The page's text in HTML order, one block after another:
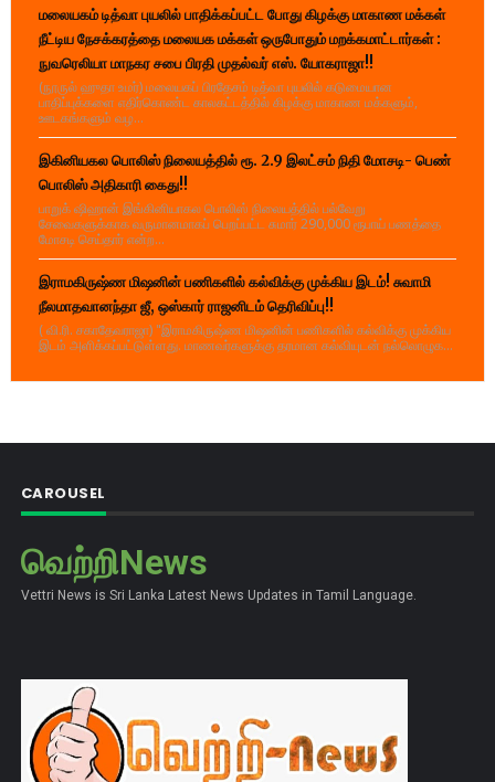
மலையகம் டித்வா புயலில் பாதிக்கப்பட்ட போது கிழக்கு மாகாண மக்கள்
நீட்டிய நேசக்கரத்தை மலையக மக்கள் ஒருபோதும் மறக்கமாட்டார்கள் :
நுவரெலியா மாநகர சபை பிரதி முதல்வர் எஸ். யோகராஜா!!
(நூருல் ஹுதா உமர்) மலையகப் பிரதேசம் டித்வா புயலில் கடுமையான
பாதிப்புக்களை எதிர்கொண்ட காலகட்டத்தில் கிழக்கு மாகாண மக்களும்,
ஊடகங்களும் வழ...
இகினியகல பொலிஸ் நிலையத்தில் ரூ. 2.9 இலட்சம் நிதி மோசடி- பெண்
பொலிஸ் அதிகாரி கைது!!
பாறுக் ஷிஹான் இங்கினியாகல பொலிஸ் நிலையத்தில் பல்வேறு
சேவைகளுக்காக வருமானமாகப் பெறப்பட்ட சுமார் 290,000 ரூபாய் பணத்தை
மோசடி செய்தார் என்ற...
இராமகிருஷ்ண மிஷனின் பணிகளில் கல்விக்கு முக்கிய இடம்! சுவாமி
நீலமாதவானந்தா ஜீ, ஒஸ்கார் ராஜனிடம் தெரிவிப்பு!!
( வி.ரி. சகாதேவராஜா) "இராமகிருஷ்ண மிஷனின் பணிகளில் கல்விக்கு முக்கிய
இடம் அளிக்கப்பட்டுள்ளது. மாணவர்களுக்கு தரமான கல்வியுடன் நல்லொழுக...
CAROUSEL
வெற்றிNews
Vettri News is Sri Lanka Latest News Updates in Tamil Language.